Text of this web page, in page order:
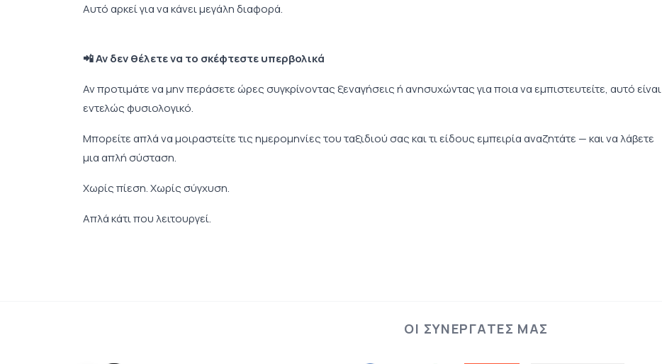
Αυτό αρκεί για να κάνει μεγάλη διαφορά.
📲 Αν δεν θέλετε να το σκέφτεστε υπερβολικά
Αν προτιμάτε να μην περάσετε ώρες συγκρίνοντας ξεναγήσεις ή ανησυχώντας για ποια να εμπιστευτείτε, αυτό είναι
εντελώς φυσιολογικό.
Μπορείτε απλά να μοιραστείτε τις ημερομηνίες του ταξιδιού σας και τι είδους εμπειρία αναζητάτε — και να λάβετε
μια απλή σύσταση.
Χωρίς πίεση. Χωρίς σύγχυση.
Απλά κάτι που λειτουργεί.
ΟΙ ΣΥΝΕΡΓΆΤΕΣ ΜΑΣ